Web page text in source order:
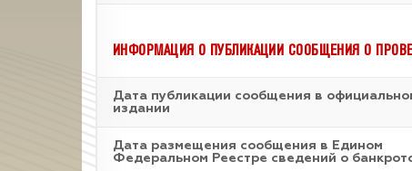
ИНФОРМАЦИЯ О ПУБЛИКАЦИИ СООБЩЕНИЯ О
Дата публикации сообщения в
издании
Дата размещения сообщения в Едином
Федеральном Реестре сведений о